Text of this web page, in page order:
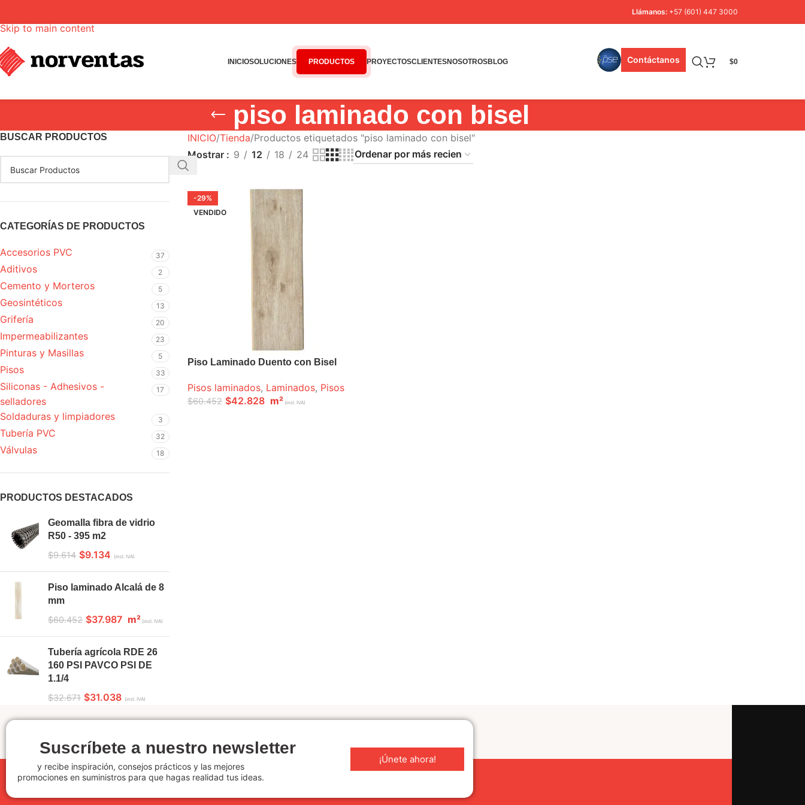
Skip to main content
Llámanos: +57 (601) 447 3000
INICIOSOLUCIONES PRODUCTOS PROYECTOSCLIENTESNOSOTROSBLOG Contáctanos $0
piso laminado con bisel
BUSCAR PRODUCTOS
CATEGORÍAS DE PRODUCTOS
Accesorios PVC 37
Aditivos 2
Cemento y Morteros 5
Geosintéticos 13
Grifería 20
Impermeabilizantes 23
Pinturas y Masillas 5
Pisos 33
Siliconas - Adhesivos -
selladores
17
Soldaduras y limpiadores 3
Tubería PVC 32
Válvulas 18
PRODUCTOS DESTACADOS
Geomalla fibra de vidrio
R50 - 395 m2
$9.614 $9.134 (incl. IVA)
Piso laminado Alcalá de 8
mm
$60.452 $37.987 m² (incl. IVA)
Tubería agrícola RDE 26
160 PSI PAVCO PSI DE
1.1/4
$32.671 $31.038 (incl. IVA)
INICIO Tienda Productos etiquetados "piso laminado con bisel"
Mostrar
9 12 18 24
-29%
VENDIDO
Piso Laminado Duento con Bisel
Pisos laminados, Laminados, Pisos
$60.452 $42.828 m²(incl. IVA)
Suscríbete a nuestro newsletter
y recibe inspiración, consejos prácticos y las mejores
promociones en suministros para que hagas realidad tus ideas.
¡Únete ahora!